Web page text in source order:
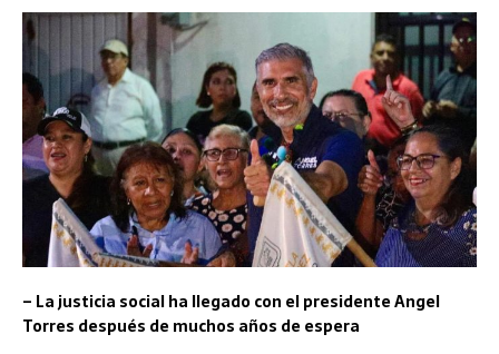
– La justicia social ha llegado con el presidente Angel
Torres después de muchos años de espera